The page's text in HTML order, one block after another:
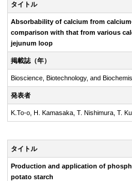
タイトル
Absorbability of calcium from
comparison with that from various
jejunum loop
掲載誌（年）
Bioscience, Biotechnology, and
発表者
K.To-o, H. Kamasaka, T. Nishimura, T.
タイトル
Production and application of
potato starch